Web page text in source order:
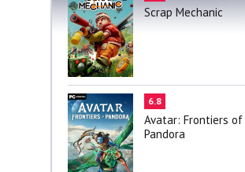
Scrap Mechanic
6.8
Avatar: Frontiers of
Pandora